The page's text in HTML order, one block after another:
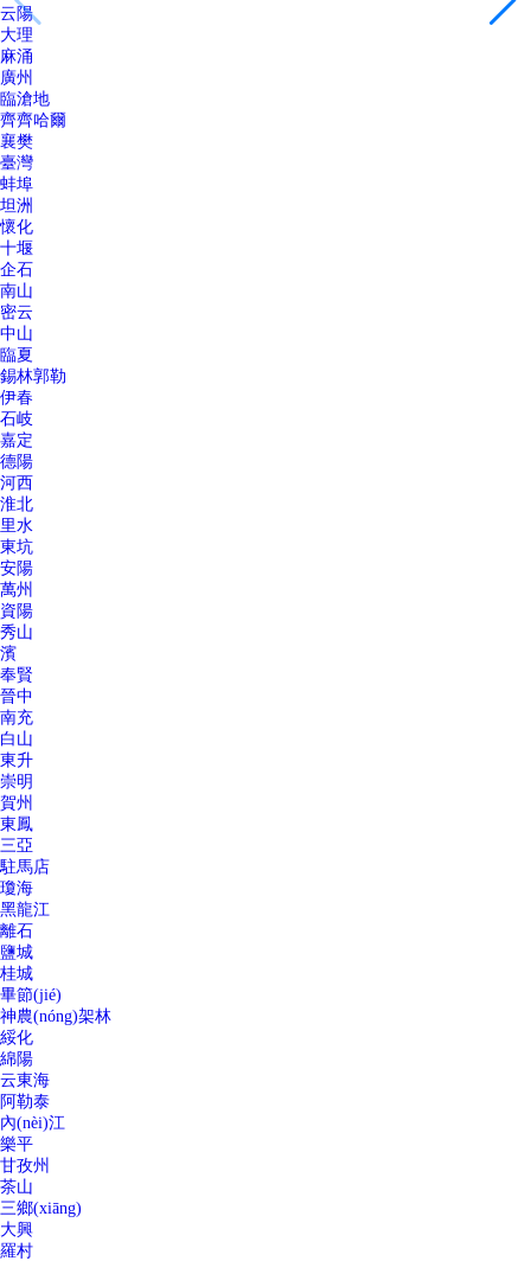
云陽
大理
麻涌
廣州
臨滄地
齊齊哈爾
襄樊
臺灣
蚌埠
坦洲
懷化
十堰
企石
南山
密云
中山
臨夏
錫林郭勒
伊春
石岐
嘉定
德陽
河西
淮北
里水
東坑
安陽
萬州
資陽
秀山
濱
奉賢
晉中
南充
白山
東升
崇明
賀州
東鳳
三亞
駐馬店
瓊海
黑龍江
離石
鹽城
桂城
畢節(jié)
神農(nóng)架林
綏化
綿陽
云東海
阿勒泰
內(nèi)江
樂平
甘孜州
茶山
三鄉(xiāng)
大興
羅村